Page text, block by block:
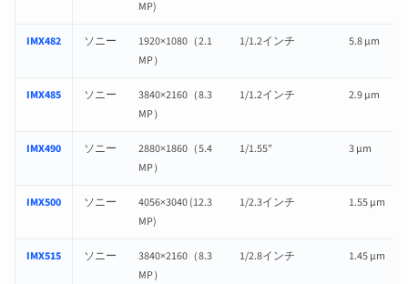
MP)
IMX482 ソニー
1920×1080（2.1
MP）
1/1.2インチ 5.8 µm
IMX485 ソニー
3840×2160（8.3
MP）
1/1.2インチ 2.9 µm
IMX490 ソニー
2880×1860（5.4
MP）
1/1.55" 3 µm
IMX500 ソニー
4056×3040 (12.3
MP)
1/2.3インチ 1.55 µm
IMX515 ソニー
3840×2160（8.3
MP）
1/2.8インチ 1.45 µm